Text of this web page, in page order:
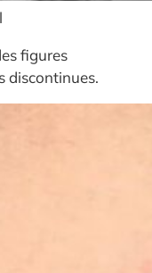
figures
discontinues.